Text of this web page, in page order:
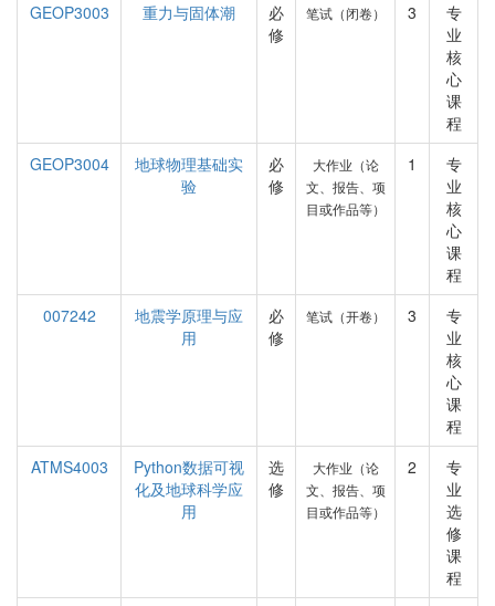
GEOP3003
重力与固体潮
必
修
笔试（闭卷） 3
专
业
核
心
课
程
GEOP3004
地球物理基础实
验
必
修
大作业（论
文、报告、项
目或作品等）
1
专
业
核
心
课
程
007242
地震学原理与应
用
必
修
笔试（开卷） 3
专
业
核
心
课
程
ATMS4003
Python数据可视
化及地球科学应
用
选
修
大作业（论
文、报告、项
目或作品等）
2
专
业
选
修
课
程